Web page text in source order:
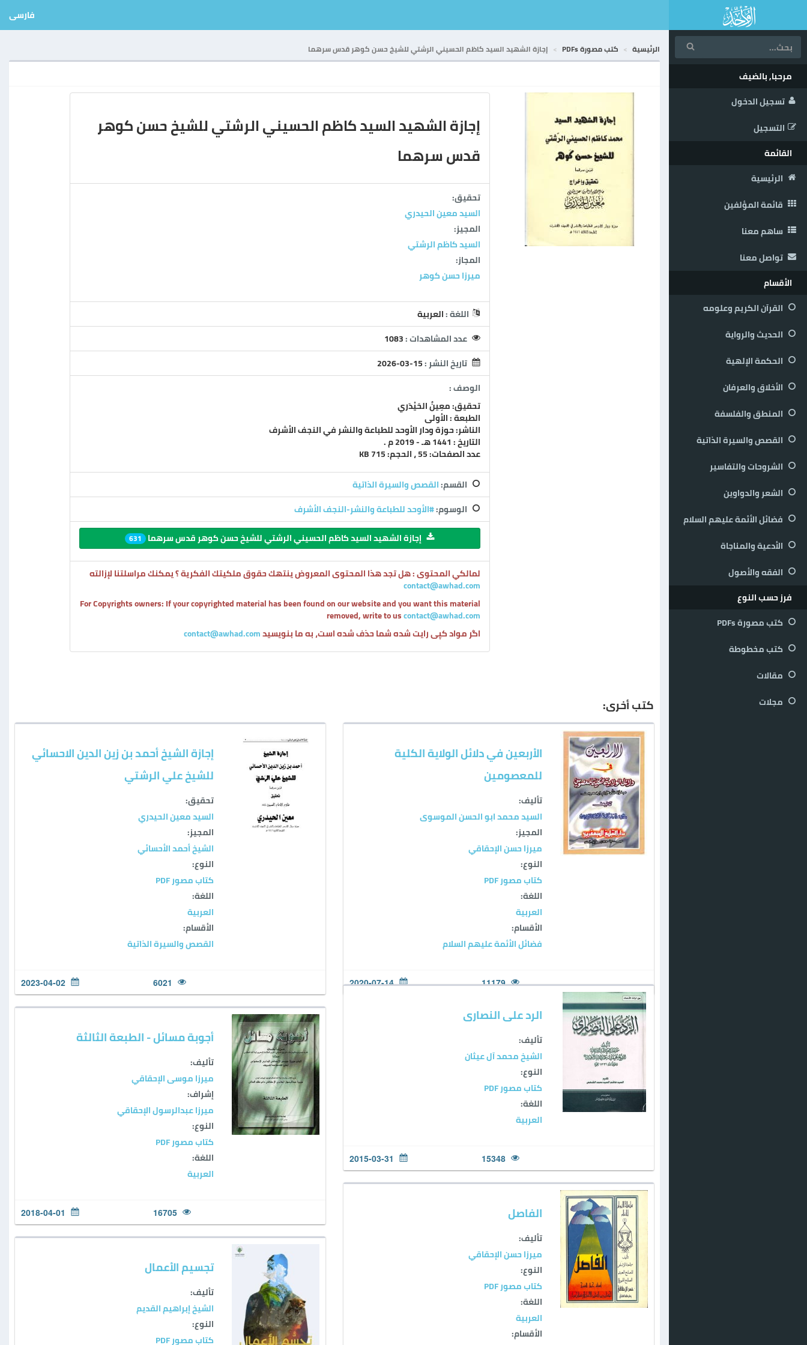
فارسی
مرحبا, بالضيف
تسجيل الدخول
التسجيل
القائمة
الرئيسية
قائمة المؤلفين
ساهم معنا
تواصل معنا
الأقسام
القرآن الكريم وعلومه
الحديث والرواية
الحكمة الإلهية
الأخلاق والعرفان
المنطق والفلسفة
القصص والسيرة الذاتية
الشروحات والتفاسير
الشعر والدواوين
فضائل الأئمة عليهم السلام
الأدعية والمناجاة
الفقه والأصول
فرز حسب النوع
كتب مصورة PDFs
كتب مخطوطة
مقالات
مجلات
الرئيسية كتب مصورة PDFs إجازة الشهيد السيد كاظم الحسيني الرشتي للشيخ حسن كوهر قدس سرهما
إجازة الشهيد السيد كاظم الحسيني الرشتي للشيخ حسن كوهر
قدس سرهما
تحقيق:
السيد معين الحيدري
المجيز:
السيد كاظم الرشتي
المجاز:
ميرزا حسن كوهر
اللغة :العربية
عدد المشاهدات :1083
تاريخ النشر :2026-03-15
الوصف :
تحقيق: معِينُ الحَيْدَري
الطبعة : الأولى
الناشر: حوزة ودار الأوحد للطباعة والنشر في النجف الأشرف
التاريخ : 1441 هـ - 2019 م .
عدد الصفحات: 55 ، الحجم: 715 KB
القسم:القصص والسيرة الذاتية
الوسوم:#الأوحد للطباعة والنشر-النجف الأشرف
إجازة الشهيد السيد كاظم الحسيني الرشتي للشيخ حسن كوهر قدس سرهما 631
لمالكي المحتوى : هل تجد هذا المحتوى المعروض ينتهك حقوق ملكيتك الفكرية ؟ يمكنك مراسلتنا لإزالته
contact@awhad.com
For Copyrights owners: If your copyrighted material has been found on our website and you want this material
removed, write to uscontact@awhad.com
اگر مواد کپی رایت شده شما حذف شده است، به ما بنویسیدcontact@awhad.com
كتب أخرى:
الأربعين في دلائل الولاية الكلية
للمعصومين
تأليف:
السید محمد ابو الحسن الموسوی
المجيز:
ميرزا حسن الإحقاقي
النوع:
كتاب مصور PDF
اللغة:
العربية
الأقسام:
فضائل الأئمة عليهم السلام
11179
2020-07-14
إجازة الشيخ أحمد بن زين الدين الاحسائي
للشيخ علي الرشتي
تحقيق:
السيد معين الحيدري
المجيز:
الشيخ أحمد الأحسائي
النوع:
كتاب مصور PDF
اللغة:
العربية
الأقسام:
القصص والسيرة الذاتية
6021
2023-04-02
الرد على النصارى
تأليف:
الشيخ محمد آل عيثان
النوع:
كتاب مصور PDF
اللغة:
العربية
15348
2015-03-31
أجوبة مسائل - الطبعة الثالثة
تأليف:
ميرزا موسى الإحقاقي
إشراف:
ميرزا عبدالرسول الإحقاقي
النوع:
كتاب مصور PDF
اللغة:
العربية
16705
2018-04-01 الفاصل
تأليف:
ميرزا حسن الإحقاقي
النوع:
كتاب مصور PDF
اللغة:
العربية
الأقسام:
تجسيم الأعمال
تأليف:
الشيخ إبراهيم القديم
النوع:
كتاب مصور PDF